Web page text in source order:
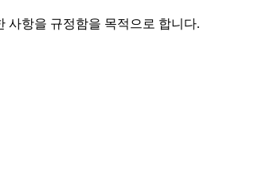
사항을 규정함을 목적으로 합니다.